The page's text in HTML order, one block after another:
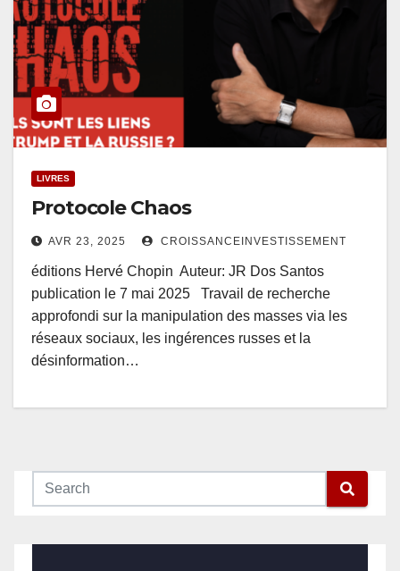
LIVRES
Protocole Chaos
AVR 23, 2025 CROISSANCEINVESTISSEMENT
éditions Hervé Chopin Auteur: JR Dos Santos
publication le 7 mai 2025 Travail de recherche
approfondi sur la manipulation des masses via les
réseaux sociaux, les ingérences russes et la
désinformation…